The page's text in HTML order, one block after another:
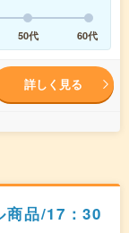
50代 60代
詳しく見る
商品/17：30